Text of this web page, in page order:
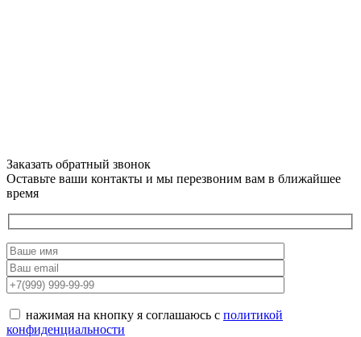
Заказать обратный звонок
Оставьте ваши контакты и мы перезвоним вам в ближайшее
время
нажимая на кнопку я соглашаюсь с политикой
конфиденциальности